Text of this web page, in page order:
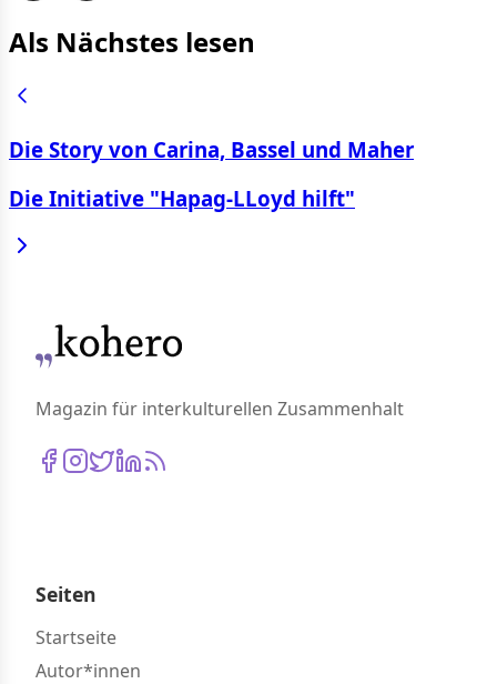
Als Nächstes lesen
Die Story von Carina, Bassel und Maher
Die Initiative "Hapag-LLoyd hilft"
Magazin für interkulturellen Zusammenhalt
Seiten
Startseite
Autor*innen